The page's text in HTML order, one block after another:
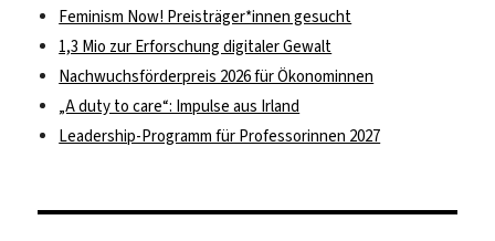
Feminism Now! Preisträger*innen gesucht
1,3 Mio zur Erforschung digitaler Gewalt
Nachwuchsförderpreis 2026 für Ökonominnen
„A duty to care“: Impulse aus Irland
Leadership-Programm für Professorinnen 2027